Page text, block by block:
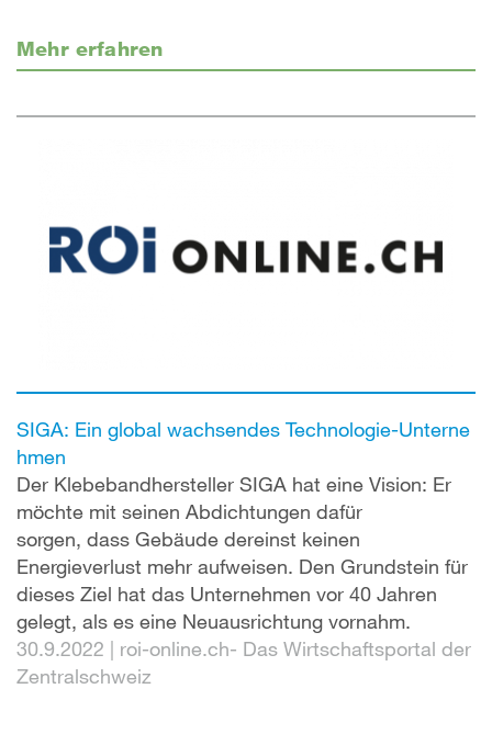
Mehr erfahren
SIGA: Ein global wachsendes Technologie-Unterne
hmen
Der Klebebandhersteller SIGA hat eine Vision: Er
möchte mit seinen Abdichtungen dafür
sorgen, dass Gebäude dereinst keinen
Energieverlust mehr aufweisen. Den Grundstein für
dieses Ziel hat das Unternehmen vor 40 Jahren
gelegt, als es eine Neuausrichtung vornahm.
30.9.2022 | roi-online.ch- Das Wirtschaftsportal der
Zentralschweiz